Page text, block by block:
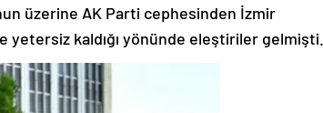
üzerine AK Parti cephesinden İzmir
yetersiz kaldığı yönünde eleştiriler gelmişti.